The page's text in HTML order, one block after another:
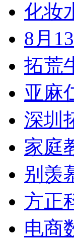
化妆
8月
拓荒
亚麻
深圳
家庭
别羡
方正
电商